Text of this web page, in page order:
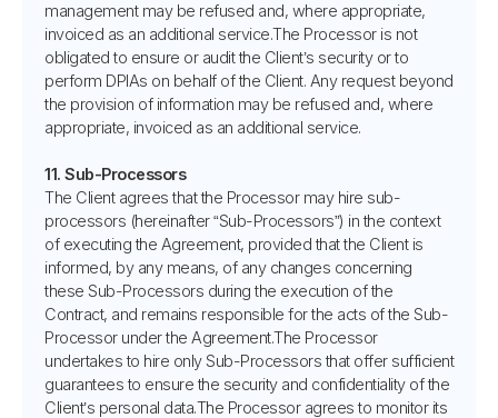
management may be refused and, where appropriate,
invoiced as an additional service.The Processor is not
obligated to ensure or audit the Client’s security or to
perform DPIAs on behalf of the Client. Any request beyond
the provision of information may be refused and, where
appropriate, invoiced as an additional service.
11. Sub-Processors
The Client agrees that the Processor may hire sub-
processors (hereinafter “Sub-Processors”) in the context
of executing the Agreement, provided that the Client is
informed, by any means, of any changes concerning
these Sub-Processors during the execution of the
Contract, and remains responsible for the acts of the Sub-
Processor under the Agreement.The Processor
undertakes to hire only Sub-Processors that offer sufficient
guarantees to ensure the security and confidentiality of the
Client’s personal data.The Processor agrees to monitor its